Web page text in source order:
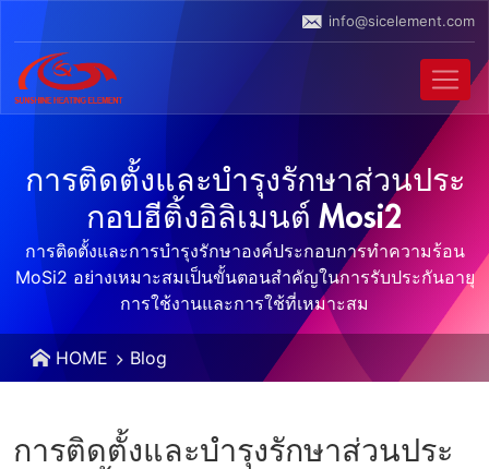
info@sicelement.com
การติดตั้งและบํารุงรักษาส่วนประ
กอบฮีติ้งอิลิเมนต์ Mosi2
การติดตั้งและการบํารุงรักษาองค์ประกอบการทําความร้อน
MoSi2 อย่างเหมาะสมเป็นขั้นตอนสําคัญในการรับประกันอายุ
การใช้งานและการใช้ที่เหมาะสม
HOME Blog
การติดตั้งและบํารุงรักษาส่วนประ